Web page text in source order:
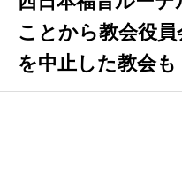
ことから教会役
を中止した教会も